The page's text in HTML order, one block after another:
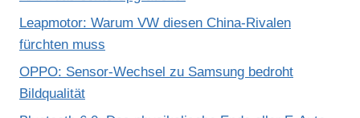
Leapmotor: Warum VW diesen China-Rivalen
fürchten muss
OPPO: Sensor-Wechsel zu Samsung bedroht
Bildqualität